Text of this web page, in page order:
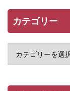
カテゴリー